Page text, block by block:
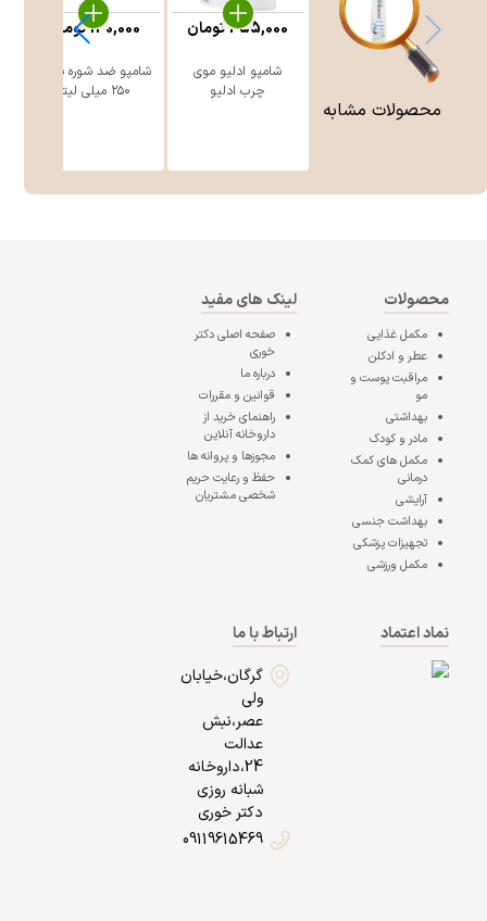
محصولات مشابه
شامپو ادلیو موی
چرب ادلیو
455,000تومان
شامپو ضد شوره سینره
۲۵۰ میلی لیتر
130,000تومان
محصولات
مکمل غذایی
عطر و ادکلن
مراقبت پوست و
مو
بهداشتی
مادر و کودک
مکمل های کمک
درمانی
آرایشی
بهداشت جنسی
تجهیزات پزشکی
مکمل ورزشی
لینک های مفید
صفحه اصلیدکتر
خوری
درباره ما
قوانین و مقررات
راهنمای خرید از
داروخانه آنلاین
مجوزها و پروانه ها
حفظ و رعایت حریم
شخصی مشتریان
نماد اعتماد
ارتباط با ما
گرگان،خیابان
ولی
عصر،نبش
عدالت
24،داروخانه
شبانه روزی
دکتر خوری
09119615469